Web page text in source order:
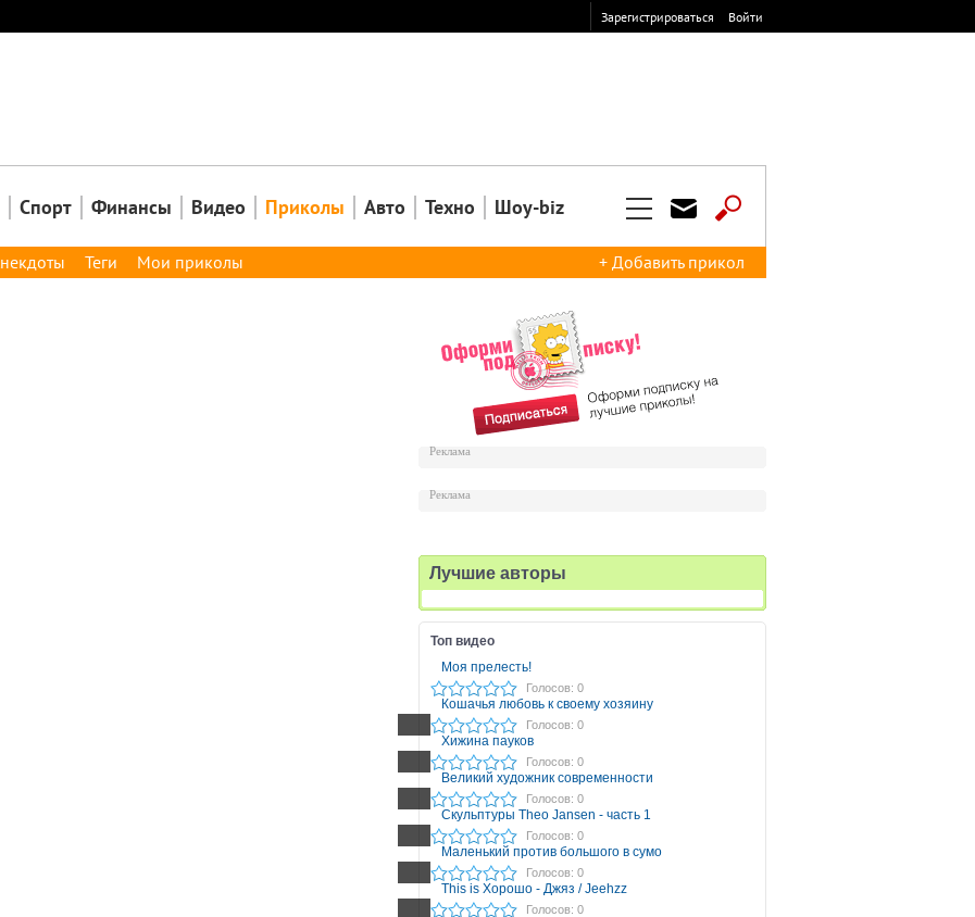
Закрыть
Зарегистрироваться Войти
Спорт Финансы Видео Приколы Авто Техно Шоу-biz
Теги Мои приколы + Добавить прикол
Реклама
Реклама
Лучшие авторы
Топ видео
Моя прелесть!
Голосов: 0
Кошачья любовь к своему хозяину
Голосов: 0
Хижина пауков
Голосов: 0
Великий художник современности
Голосов: 0
Скульптуры Theo Jansen - часть 1
Голосов: 0
Маленький против большого в сумо
Голосов: 0
This is Хорошо - Джяз / Jeehzz
Голосов: 0